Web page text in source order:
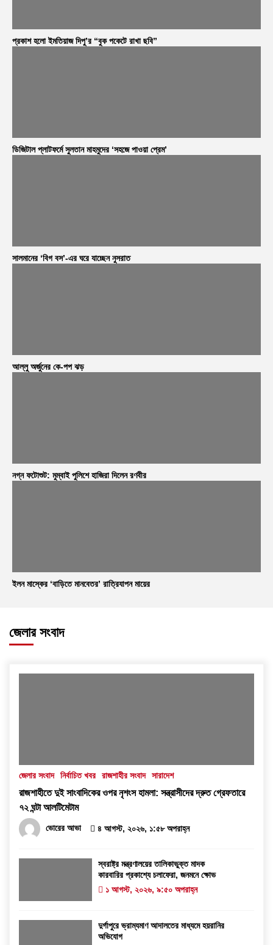
প্রকাশ হলো ইমতিয়াজ দিপু’র “বুক পকেটে রাখা ছবি”
ডিজিটাল প্লাটফর্মে সুলতান মাহমুদের ‘সহজে পাওয়া প্রেম’
সালমানের ‘বিগ বস’-এর ঘরে যাচ্ছেন নুসরাত
আল্লু অর্জুনের কে-পপ ঝড়
নগ্ন ফটোশুট: মুম্বাই পুলিশে হাজিরা দিলেন রণবীর
ইলন মাস্কের ‘বাড়িতে মানবেতর’ রাত্রিযাপন মায়ের
জেলার সংবাদ
জেলার সংবাদ নির্বাচিত খবর রাজশাহীর সংবাদ সারাদেশ
রাজশাহীতে দুই সাংবাদিকের ওপর নৃশংস হামলা: সন্ত্রাসীদের দ্রুত গ্রেফতারে
৭২ ঘন্টা আলটিমেটাম
ভোরের আভা ৪ আগস্ট, ২০২৬, ১:৫৮ অপরাহ্ন
স্বরাষ্ট্র মন্ত্রণালয়ের তালিকাভুক্ত মাদক
কারবারির প্রকাশ্যে চলাফেরা, জনমনে ক্ষোভ
১ আগস্ট, ২০২৬, ৯:৫০ অপরাহ্ন
দুর্গাপুরে ভ্রাম্যমাণ আদালতের মাধ্যমে হয়রানির
অভিযোগ